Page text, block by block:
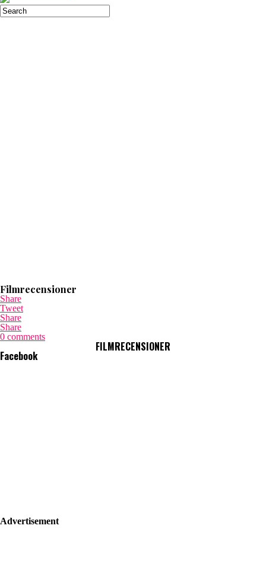
Filmrecensioner
Share
Tweet
Share
Share
0 comments
FILMRECENSIONER
Facebook
Advertisement